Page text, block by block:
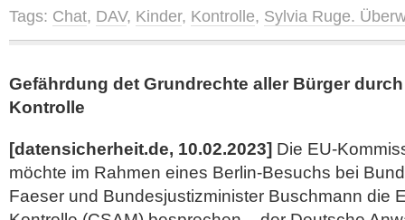
Tags: Chat, DAV, Kinder, Kontrolle, Sylvia Ruge.
Gefährdung det Grundrechte aller Bürger
Kontrolle
[datensicherheit.de, 10.02.2023] Die EU-
möchte im Rahmen eines Berlin-Besuchs bei
Faeser und Bundesjustizminister Buschmann die